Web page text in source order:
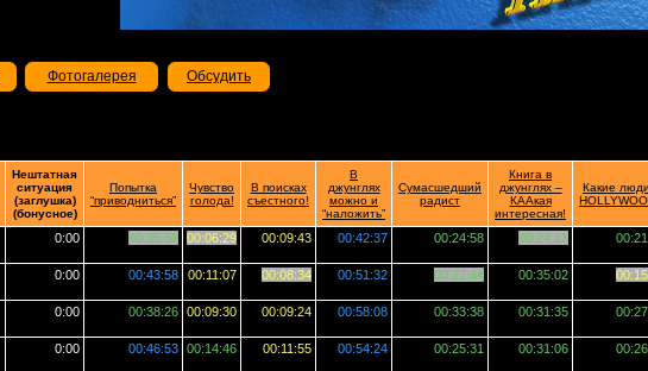
Фотогалерея Обсудить
Нештатная
ситуация
(заглушка)
(бонусное)
Попытка
“приводниться”
Чувство
голода!
В поисках
съестного!
В
джунглях
можно и
“наложить”
Сумасшедший
радист
Книга в
джунглях –
КААкая
интересная!
Какие
0:00 00:35:56 00:06:29 00:09:43 00:42:37 00:24:58 00:24:13
0:00 00:43:58 00:11:07 00:08:34 00:51:32 00:22:44 00:35:02
0:00 00:38:26 00:09:30 00:09:24 00:58:08 00:33:38 00:31:35
0:00 00:46:53 00:14:46 00:11:55 00:54:24 00:25:31 00:31:06